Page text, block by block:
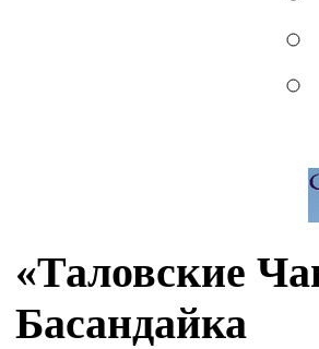
«Таловские
Басандайка